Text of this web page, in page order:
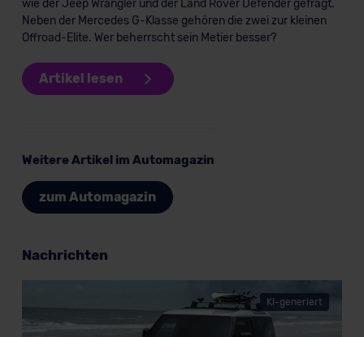
Standarddatenschutzklauseln (Art. 46 Abs. 2 lit. c
DSGVO) oder wenn Sie hierzu Ihre Einwilligung freiwillig
Datenschutzklauseln können Sie über den Kontakt zu
unserem Datenschutzbeauftragten unter
wie der Jeep Wrangler und der Land Rover Defender gefragt.
Neben der Mercedes G-Klasse gehören die zwei zur kleinen
Offroad-Elite. Wer beherrscht sein Metier besser?
Artikel lesen
Weitere Artikel im Automagazin
zum Automagazin
Nachrichten
KI-generiert